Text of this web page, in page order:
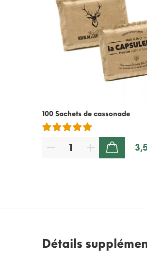
100 Sachets de cassonade
Détails